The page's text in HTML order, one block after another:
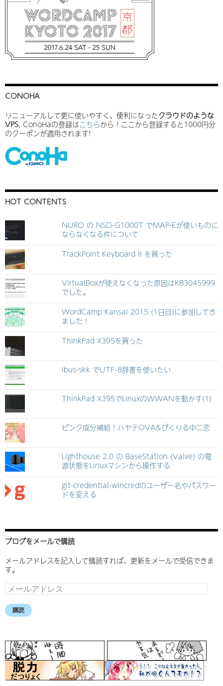
CONOHA
リニューアルして更に使いやすく、便利になったクラウドのような
VPS, ConoHaの登録はこちらから！ここから登録すると1000円分
のクーポンが適用されます!
HOT CONTENTS
NURO の NSD-G1000T でMAP-Eが使いものに
ならなくなる件について
TrackPoint Keyboard II を買った
VirtualBoxが使えなくなった原因はKB3045999
でした。
WordCamp Kansai 2015 (1日目)に参加してき
ました！
ThinkPad X395を買った
ibus-skk でUTF-8辞書を使いたい
ThinkPad X395でLinuxのWWANを動かす(1)
ピンク成分補給！ハヤテOVA&ぴくりる中二恋
Lighthouse 2.0 の BaseStation (Valve) の電
源状態をLinuxマシンから操作する
git-credential-wincredのユーザー名やパスワー
ドを変える
ブログをメールで購読
メールアドレスを記入して購読すれば、更新をメールで受信できま
す。
メ
ー
ル
ア
ス
購読